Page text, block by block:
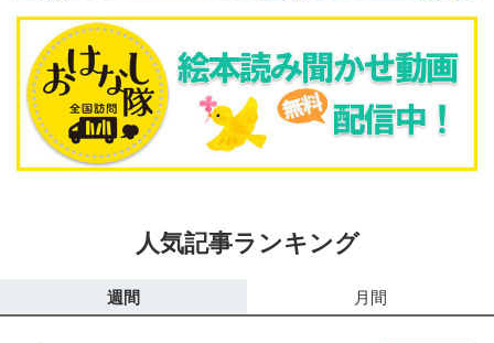
人気記事ランキング
週間 月間